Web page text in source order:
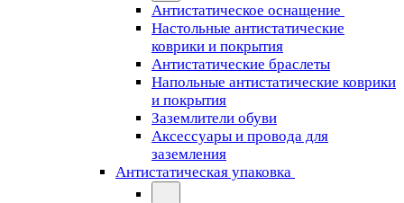
Антистатическое оснащение
Настольные антистатические
коврики и покрытия
Антистатические браслеты
Напольные антистатические коврики
и покрытия
Заземлители обуви
Аксессуары и провода для
заземления
Антистатическая упаковка